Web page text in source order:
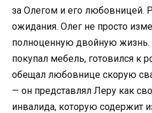
за Олегом и его любовницей.
ожидания. Олег не просто
полноценную двойную жизнь.
покупал мебель, готовился к
обещал любовнице скорую
— он представлял Леру как
инвалида, которую содержит